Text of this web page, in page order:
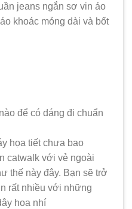
jeans ngắn sơ vin áo
khoác mỏng dài và bốt
họa tiết chưa bao
catwalk với vẻ ngoài
thế này đây. Bạn sẽ trở
rất nhiều với những
hoa nhí